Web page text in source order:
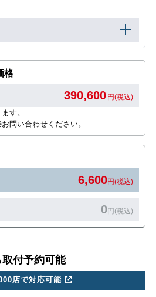
格
390,600 円(税込)
す。
問い合わせください。
6,600円(税込)
0円(税込)
取付予約可能
店で対応可能